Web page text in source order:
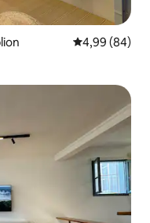
Évaluation
4,99 (84)